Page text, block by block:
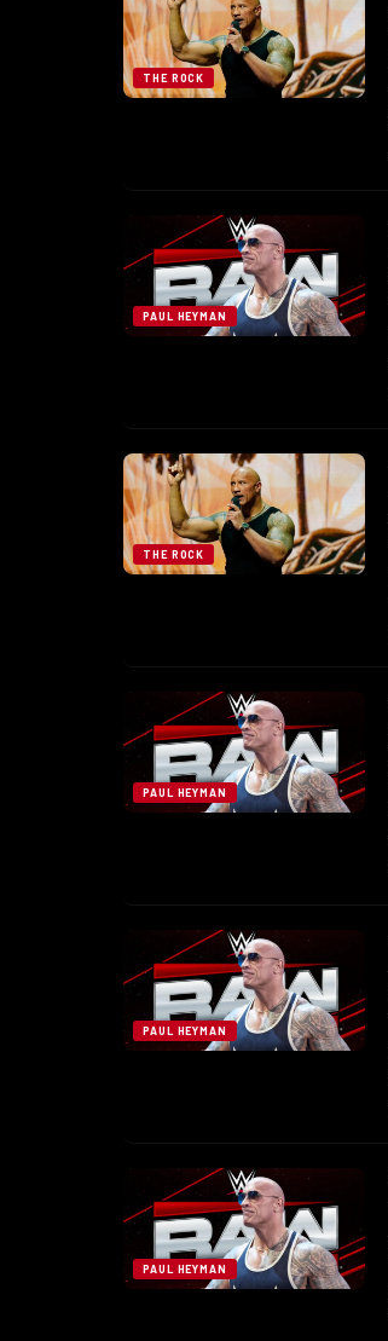
THE ROCK
PAUL HEYMAN
THE ROCK
PAUL HEYMAN
PAUL HEYMAN
PAUL HEYMAN